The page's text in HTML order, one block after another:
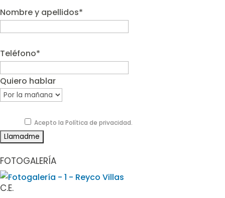
Nombre y apellidos*
Teléfono*
Quiero hablar
Acepto la Política de privacidad.
FOTOGALERÍA
C.E.